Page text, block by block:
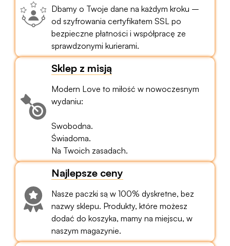
Dbamy o Twoje dane na każdym kroku –
od szyfrowania certyfikatem SSL po
bezpieczne płatności i współpracę ze
sprawdzonymi kurierami.
Sklep z misją
Modern Love to miłość w nowoczesnym
wydaniu:
Swobodna.
Świadoma.
Na Twoich zasadach.
Najlepsze ceny
Nasze paczki są w 100% dyskretne, bez
nazwy sklepu. Produkty, które możesz
dodać do koszyka, mamy na miejscu, w
naszym magazynie.